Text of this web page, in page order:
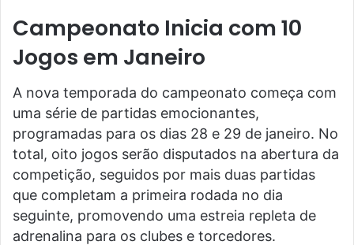
Campeonato Inicia com 10
Jogos em Janeiro
A nova temporada do campeonato começa com
uma série de partidas emocionantes,
programadas para os dias 28 e 29 de janeiro. No
total, oito jogos serão disputados na abertura da
competição, seguidos por mais duas partidas
que completam a primeira rodada no dia
seguinte, promovendo uma estreia repleta de
adrenalina para os clubes e torcedores.